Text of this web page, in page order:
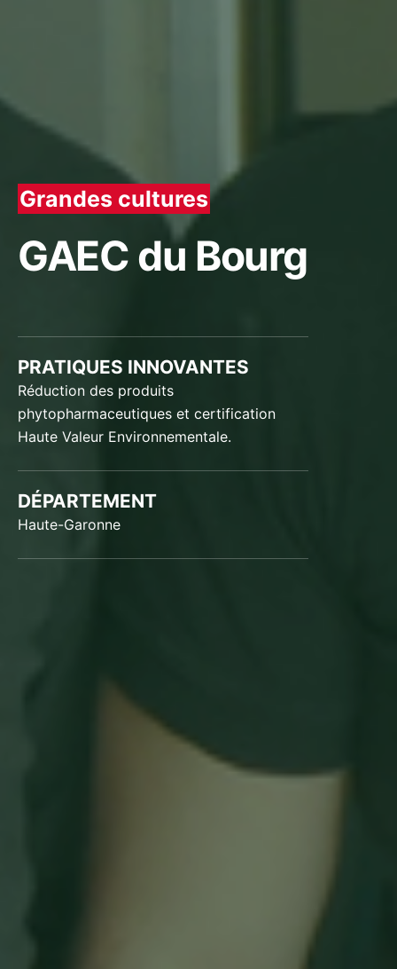
Grandes cultures
GAEC du Bourg
PRATIQUES INNOVANTES
Réduction des produits
phytopharmaceutiques et certification
Haute Valeur Environnementale.
DÉPARTEMENT
Haute-Garonne